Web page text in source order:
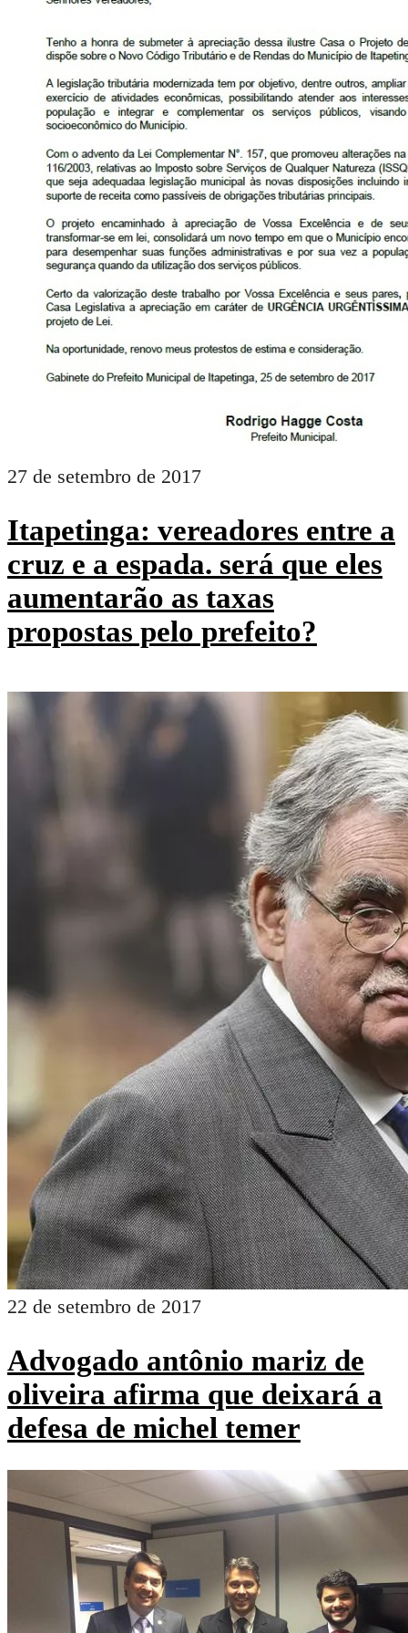
27 de setembro de 2017
Itapetinga: vereadores entre a
cruz e a espada. será que eles
aumentarão as taxas
propostas pelo prefeito?
22 de setembro de 2017
Advogado antônio mariz de
oliveira afirma que deixará a
defesa de michel temer